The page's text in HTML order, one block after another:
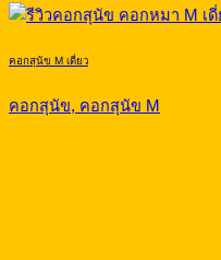
คอกสุนัข M เดี่ยว
คอกสุนัข, คอกสุนัข M